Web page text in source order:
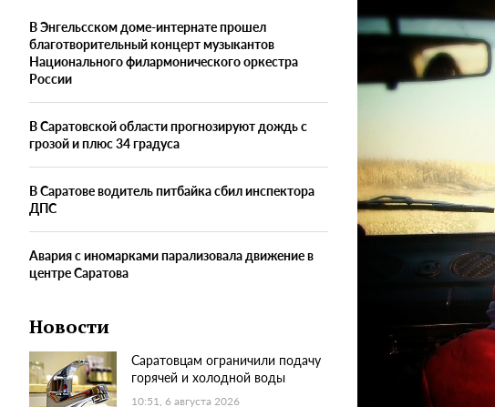
В Энгельсском доме-интернате прошел
благотворительный концерт музыкантов
Национального филармонического оркестра
России
В Саратовской области прогнозируют дождь с
грозой и плюс 34 градуса
В Саратове водитель питбайка сбил инспектора
ДПС
Авария с иномарками парализовала движение в
центре Саратова
Новости
Саратовцам ограничили подачу
горячей и холодной воды
10:51, 6 августа 2026